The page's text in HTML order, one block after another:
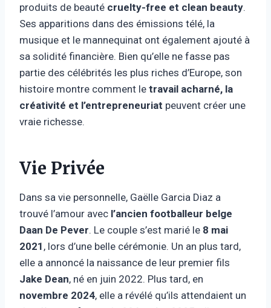
produits de beauté cruelty-free et clean beauty.
Ses apparitions dans des émissions télé, la
musique et le mannequinat ont également ajouté à
sa solidité financière. Bien qu’elle ne fasse pas
partie des célébrités les plus riches d’Europe, son
histoire montre comment le travail acharné, la
créativité et l’entrepreneuriat peuvent créer une
vraie richesse.
Vie Privée
Dans sa vie personnelle, Gaëlle Garcia Diaz a
trouvé l’amour avec l’ancien footballeur belge
Daan De Pever. Le couple s’est marié le 8 mai
2021 , lors d’une belle cérémonie. Un an plus tard,
elle a annoncé la naissance de leur premier fils
Jake Dean, né en juin 2022. Plus tard, en
novembre 2024, elle a révélé qu’ils attendaient un